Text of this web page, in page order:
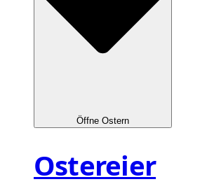
Öffne Ostern
Ostereier